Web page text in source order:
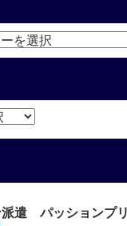
遣 パッションプリ